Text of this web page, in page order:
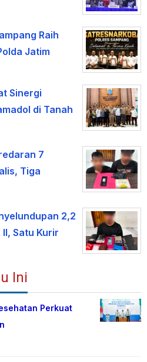
Raih
Jatim
Sinergi
di Tanah
7
Tiga
2,2
II, Satu Kurir
Ini
Perkuat